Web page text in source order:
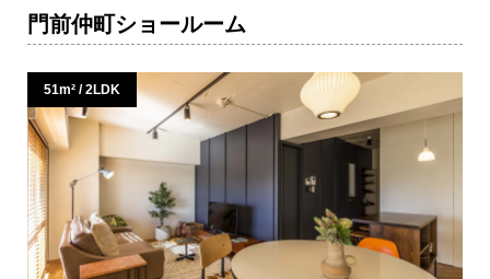
門前仲町ショールーム
51m² / 2LDK